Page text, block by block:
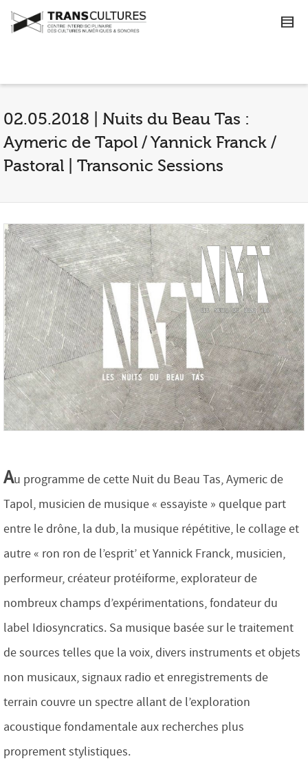
02.05.2018 | Nuits du Beau Tas :
Aymeric de Tapol / Yannick Franck /
Pastoral | Transonic Sessions
Au programme de cette Nuit du Beau Tas, Aymeric de
Tapol, musicien de musique « essayiste » quelque part
entre le drône, la dub, la musique répétitive, le collage et
autre « ron ron de l’esprit’ et Yannick Franck, musicien,
performeur, créateur protéiforme, explorateur de
nombreux champs d’expérimentations, fondateur du
label Idiosyncratics. Sa musique basée sur le traitement
de sources telles que la voix, divers instruments et objets
non musicaux, signaux radio et enregistrements de
terrain couvre un spectre allant de l’exploration
acoustique fondamentale aux recherches plus
proprement stylistiques.